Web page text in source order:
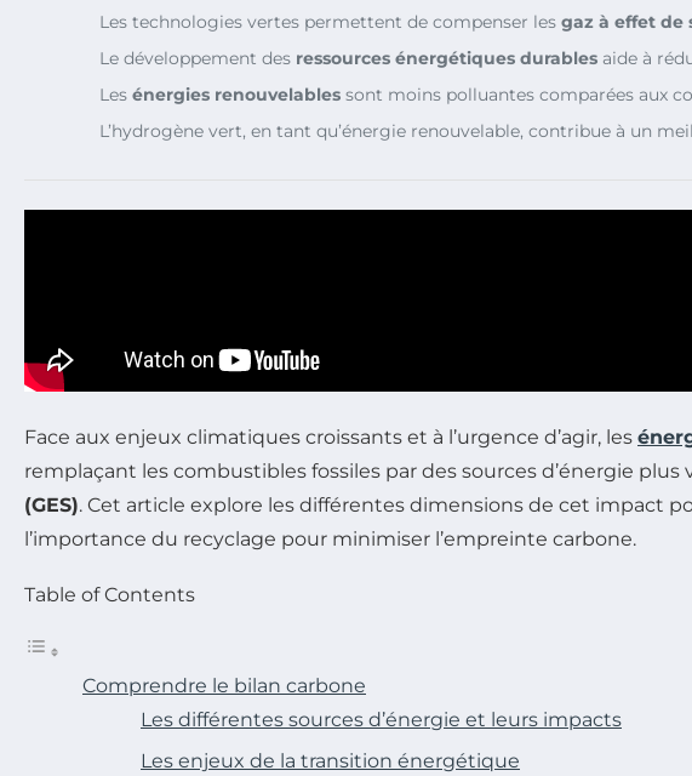
Les technologies vertes permettent de compenser les gaz à effet de
Le développement des ressources énergétiques durables aide à
Les énergies renouvelables sont moins polluantes comparées aux
L’hydrogène vert, en tant qu’énergie renouvelable, contribue à un
Face aux enjeux climatiques croissants et à l’urgence d’agir, les
remplaçant les combustibles fossiles par des sources d’énergie
(GES). Cet article explore les différentes dimensions de cet impact
l’importance du recyclage pour minimiser l’empreinte carbone.
Table of Contents
Comprendre le bilan carbone
Les différentes sources d’énergie et leurs impacts
Les enjeux de la transition énergétique